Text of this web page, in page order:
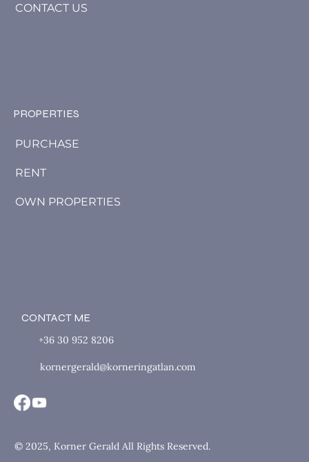
CONTACT US
PROPERTIES
PURCHASE
RENT
OWN PROPERTIES
CONTACT ME
kornergerald@korneringatlan.com
+36 30 952 8206
© 2025, Korner Gerald All Rights Reserved.